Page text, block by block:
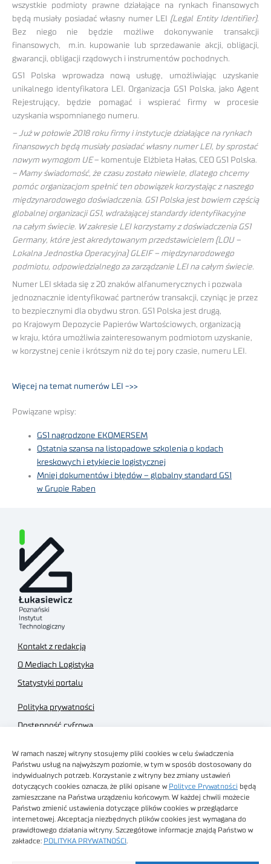
W ramach naszej witryny stosujemy pliki cookies w celu świadczenia
Państwu usług na najwyższym poziomie, w tym w sposób dostosowany do
indywidualnych potrzeb. Korzystanie z witryny bez zmiany ustawień
dotyczących cookies oznacza, że pliki opisane w Polityce Prywatności będą
zamieszczane na Państwa urządzeniu końcowym. W każdej chwili możecie
Państwo zmienić ustawienia dotyczące plików cookies w przeglądarce
internetowej. Akceptacja niezbędnych plików cookies jest wymagana do
prawidłowego działania witryny. Szczegółowe informacje znajdą Państwo w
zakładce: POLITYKA PRYWATNOŚCI
wszystkie podmioty prawne działające na rynkach finansowych
będą musiały posiadać własny numer LEI (Legal Entity Identifier).
Bez niego nie będzie możliwe dokonywanie transakcji
finansowych, m.in. kupowanie lub sprzedawanie akcji, obligacji,
gwarancji, obligacji rządowych i instrumentów pochodnych.
GS1 Polska wprowadza nową usługę, umożliwiając uzyskanie
unikalnego identyfikatora LEI. Organizacja GS1 Polska, jako Agent
Rejestrujący, będzie pomagać i wspierać firmy w procesie
uzyskania wspomnianego numeru.
– Już w połowie 2018 roku firmy i instytucje działające na rynkach
finansowych będą musiały posiadać własny numer LEI, by sprostać
nowym wymogom UE– komentuje Elżbieta Hałas, CEO GS1 Polska.
– Mamy świadomość, że czasu zostało niewiele, dlatego chcemy
pomóc organizacjom spełnić ten obowiązek korzystając z naszego
międzynarodowego doświadczenia. GS1 Polska jest bowiem częścią
globalnej organizacji GS1, wdrażającej standardy identyfikacyjne
na całym świecie. W zakresie LEI korzystamy z doświadczenia GS1
Germany, które jest akredytowanym przedstawicielem (LOU –
Lokalna Jednostka Operacyjna) GLEIF – międzynarodowego
podmiotu, odpowiedzialnego za zarządzanie LEI na całym świecie.
Numer LEI składa się z 20 znaków alfanumerycznych i pozwala
jednoznacznie identyfikować partnerów transakcji, czyniąc je przez
to bezpiecznymi dla obydwu stron. GS1 Polska jest drugą,
po Krajowym Depozycie Papierów Wartościowych, organizacją
w kraju, która umożliwia zainteresowanym podmiotom uzyskanie,
w korzystnej cenie i krótszym niż do tej pory czasie, numeru LEI.
Więcej na temat numerów LEI ->>
Powiązane wpisy:
GS1 nagrodzone EKOMERSEM
Ostatnia szansa na listopadowe szkolenia o kodach
kreskowych i etykiecie logistycznej
Mniej dokumentów i błędów – globalny standard GS1
w Grupie Raben
Kontakt z redakcją
O Mediach Logistyka
Statystyki portalu
Polityka prywatności
Dostępność cyfrowa
Regulamin sklepu
Obrazy stockowe
autorstwa